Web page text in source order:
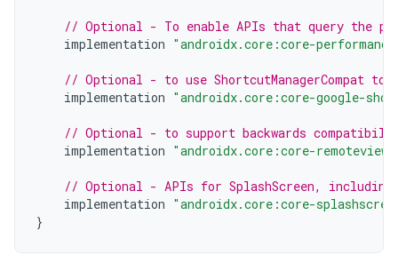
// Optional - To enable APIs that query the
implementation "androidx.core:core-
// Optional - to use ShortcutManagerCompat to
implementation "androidx.core:core-google-
// Optional - to support backwards
implementation "androidx.core:core-
// Optional - APIs for SplashScreen,
implementation "androidx.core:core-
}